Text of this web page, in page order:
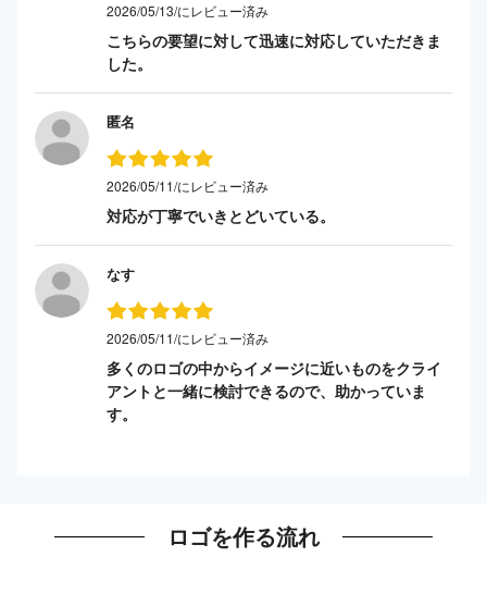
2026/05/13/にレビュー済み
こちらの要望に対して迅速に対応していただきま
した。
匿名
2026/05/11/にレビュー済み
対応が丁寧でいきとどいている。
なす
2026/05/11/にレビュー済み
多くのロゴの中からイメージに近いものをクライ
アントと一緒に検討できるので、助かっていま
す。
ロゴを作る流れ